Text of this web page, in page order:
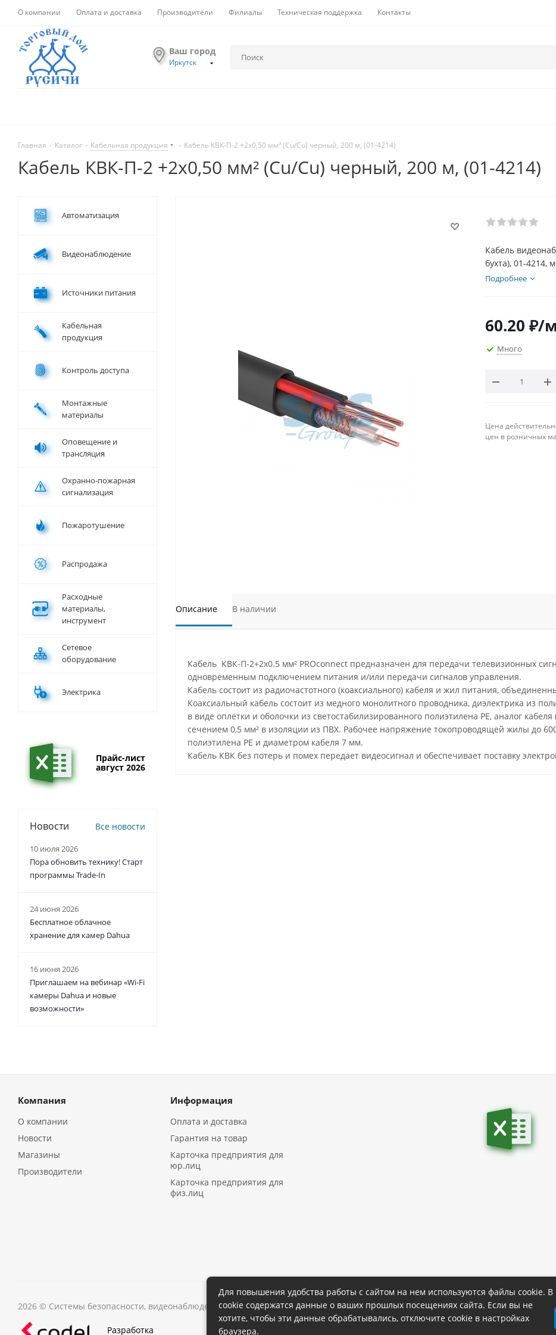
О компании Оплата и доставка Производители Филиалы Техническая поддержка Контакты
Ваш город
Иркутск
Главная - Каталог - Кабельная продукция - Кабель КВК-П-2 +2x0,50 мм² (Cu/Cu) черный, 200 м, (01-4214)
Кабель КВК-П-2 +2x0,50 мм² (Cu/Cu) черный, 200 м, (01-4214)
Кабель
бухта), 01-4214,
Подробнее
60.20 ₽/м
Много
Цена
цен в розничных
Описание В наличии
Кабель КВК-П-2+2х0.5 мм² PROconnect предназначен для передачи телевизионных
одновременным подключением питания и/или передачи сигналов управления.
Кабель состоит из радиочастотного (коаксиального) кабеля и жил питания,
Коаксиальный кабель состоит из медного монолитного проводника, диэлектрика из
в виде оплётки и оболочки из светостабилизированного полиэтилена PE, аналог
сечением 0,5 мм² в изоляции из ПВХ. Рабочее напряжение токопроводящей жилы до
полиэтилена PE и диаметром кабеля 7 мм.
Кабель КВК без потерь и помех передает видеосигнал и обеспечивает поставку
Автоматизация
Видеонаблюдение
Источники питания
Кабельная
продукция
Контроль доступа
Монтажные
материалы
Оповещение и
трансляция
Охранно-пожарная
сигнализация
Пожаротушение
Распродажа
Расходные
материалы,
инструмент
Сетевое
оборудование
Электрика
Прайс-лист
август 2026
Новости Все новости
10 июля 2026
Пора обновить технику! Старт
программы Trade-In
24 июня 2026
Бесплатное облачное
хранение для камер Dahua
16 июня 2026
Приглашаем на вебинар «Wi-Fi
камеры Dahua и новые
возможности»
Компания
О компании
Новости
Магазины
Производители
Информация
Оплата и доставка
Гарантия на товар
Карточка предприятия для
юр.лиц
Карточка предприятия для
физ.лиц
2026 © Системы безопасности, видеонаблюдения в ИркутскеПолитика конфиденциальности
Разработка
Для повышения удобства работы с сайтом на нем используются файлы cookie. В
cookie содержатся данные о ваших прошлых посещениях сайта. Если вы не
хотите, чтобы эти данные обрабатывались, отключите cookie в настройках
браузера.